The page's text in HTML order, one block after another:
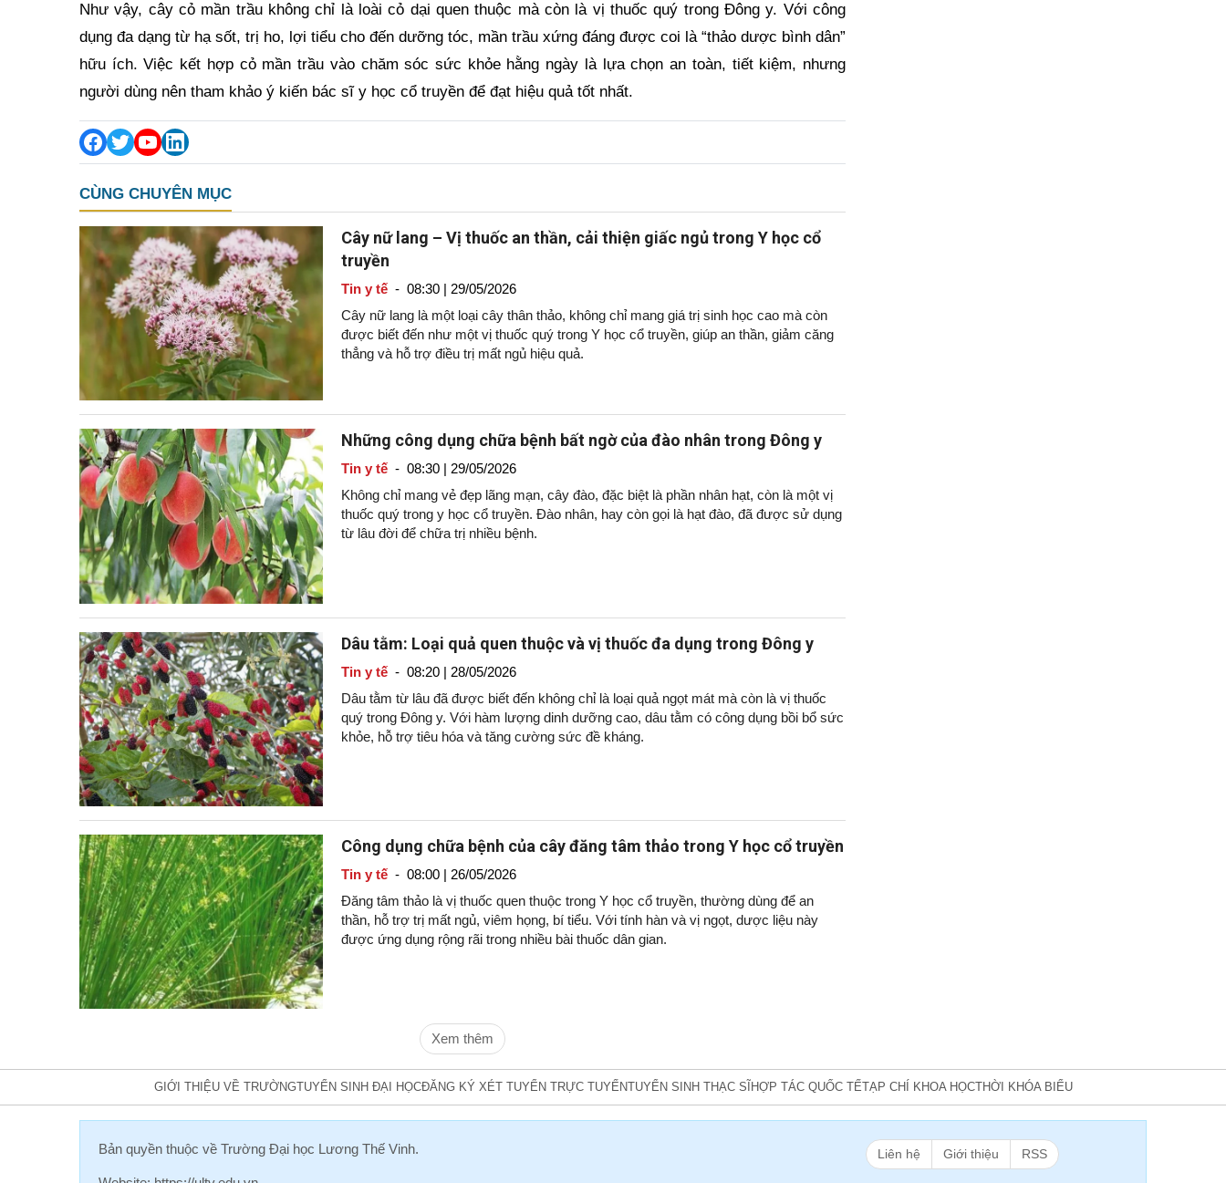
Như vậy, cây cỏ mần trầu không chỉ là loài cỏ dại quen thuộc mà còn là vị thuốc quý trong Đông y. Với công
dụng đa dạng từ hạ sốt, trị ho, lợi tiểu cho đến dưỡng tóc, mần trầu xứng đáng được coi là “thảo dược bình dân”
hữu ích. Việc kết hợp cỏ mần trầu vào chăm sóc sức khỏe hằng ngày là lựa chọn an toàn, tiết kiệm, nhưng
người dùng nên tham khảo ý kiến bác sĩ y học cổ truyền để đạt hiệu quả tốt nhất.
CÙNG CHUYÊN MỤC
Cây nữ lang – Vị thuốc an thần, cải thiện giấc ngủ trong Y học cổ
truyền
Tin y tế- 08:30 | 29/05/2026
Cây nữ lang là một loại cây thân thảo, không chỉ mang giá trị sinh học cao mà còn
được biết đến như một vị thuốc quý trong Y học cổ truyền, giúp an thần, giảm căng
thẳng và hỗ trợ điều trị mất ngủ hiệu quả.
Những công dụng chữa bệnh bất ngờ của đào nhân trong Đông y
Tin y tế- 08:30 | 29/05/2026
Không chỉ mang vẻ đẹp lãng mạn, cây đào, đặc biệt là phần nhân hạt, còn là một vị
thuốc quý trong y học cổ truyền. Đào nhân, hay còn gọi là hạt đào, đã được sử dụng
từ lâu đời để chữa trị nhiều bệnh.
Dâu tằm: Loại quả quen thuộc và vị thuốc đa dụng trong Đông y
Tin y tế- 08:20 | 28/05/2026
Dâu tằm từ lâu đã được biết đến không chỉ là loại quả ngọt mát mà còn là vị thuốc
quý trong Đông y. Với hàm lượng dinh dưỡng cao, dâu tằm có công dụng bồi bổ sức
khỏe, hỗ trợ tiêu hóa và tăng cường sức đề kháng.
Công dụng chữa bệnh của cây đăng tâm thảo trong Y học cổ truyền
Tin y tế- 08:00 | 26/05/2026
Đăng tâm thảo là vị thuốc quen thuộc trong Y học cổ truyền, thường dùng để an
thần, hỗ trợ trị mất ngủ, viêm họng, bí tiểu. Với tính hàn và vị ngọt, dược liệu này
được ứng dụng rộng rãi trong nhiều bài thuốc dân gian.
Xem thêm
GIỚI THIỆU VỀ TRƯỜNGTUYỂN SINH ĐẠI HỌCĐĂNG KÝ XÉT TUYỂN TRỰC TUYẾNTUYỂN SINH THẠC SĨHỢP TÁC QUỐC TẾTẠP CHÍ KHOA HỌCTHỜI KHÓA BIỂU
Bản quyền thuộc về Trường Đại học Lương Thế Vinh. Liên hệ Giới thiệu RSS